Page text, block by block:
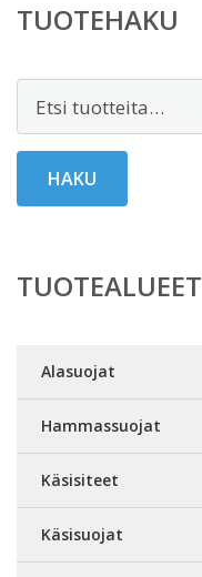
TUOTEHAKU
Etsi:
HAKU
TUOTEALUEET
Alasuojat
Hammassuojat
Käsisiteet
Käsisuojat